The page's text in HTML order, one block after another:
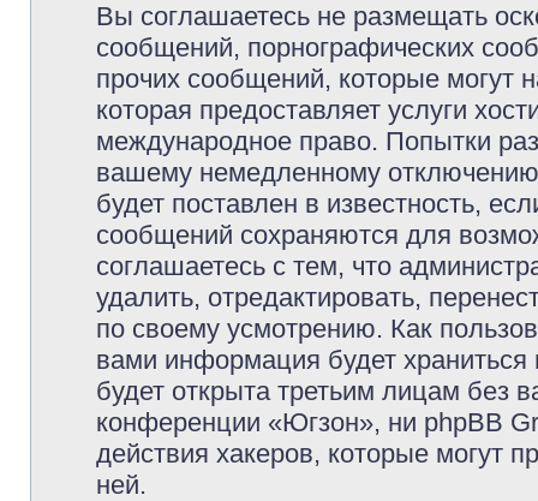
Вы соглашаетесь не размещать
сообщений, порнографических
прочих сообщений, которые могут
которая предоставляет услуги
международное право. Попытки
вашему немедленному
будет поставлен в известность,
сообщений сохраняются для
соглашаетесь с тем, что
удалить, отредактировать,
по своему усмотрению. Как
вами информация будет
будет открыта третьим лицам без
конференции «Югзон», ни phpBB
действия хакеров, которые могут
ней.